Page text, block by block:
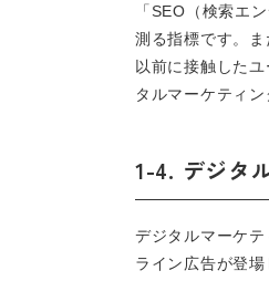
「SEO（検索エ
測る指標です。
以前に接触した
タルマーケティ
1-4. デジタ
デジタルマーケ
ライン広告が登